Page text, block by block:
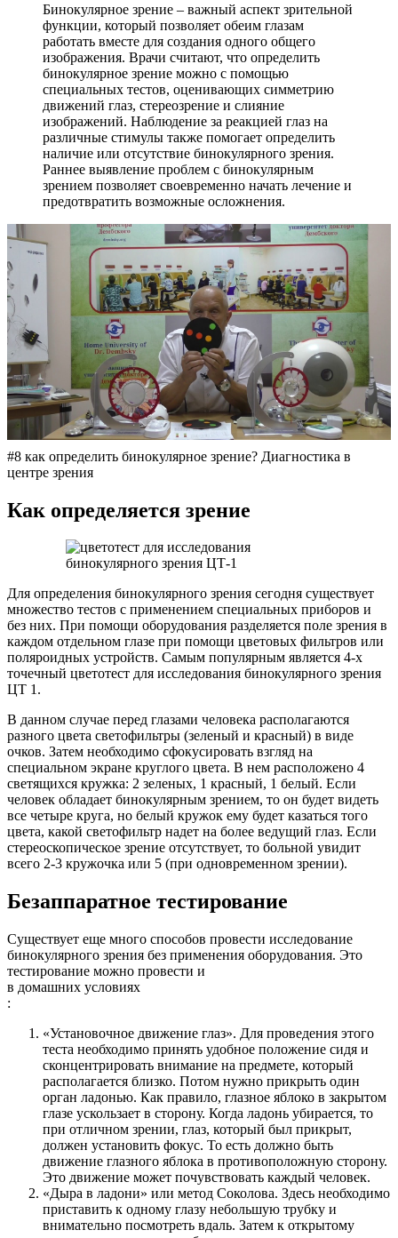
Бинокулярное зрение – важный аспект зрительной
функции, который позволяет обеим глазам
работать вместе для создания одного общего
изображения. Врачи считают, что определить
бинокулярное зрение можно с помощью
специальных тестов, оценивающих симметрию
движений глаз, стереозрение и слияние
изображений. Наблюдение за реакцией глаз на
различные стимулы также помогает определить
наличие или отсутствие бинокулярного зрения.
Раннее выявление проблем с бинокулярным
зрением позволяет своевременно начать лечение и
предотвратить возможные осложнения.
#8 как определить бинокулярное зрение? Диагностика в
центре зрения
Как определяется зрение
Для определения бинокулярного зрения сегодня существует
множество тестов с применением специальных приборов и
без них. При помощи оборудования разделяется поле зрения в
каждом отдельном глазе при помощи цветовых фильтров или
поляроидных устройств. Самым популярным является 4-х
точечный цветотест для исследования бинокулярного зрения
ЦТ 1.
В данном случае перед глазами человека располагаются
разного цвета светофильтры (зеленый и красный) в виде
очков. Затем необходимо сфокусировать взгляд на
специальном экране круглого цвета. В нем расположено 4
светящихся кружка: 2 зеленых, 1 красный, 1 белый. Если
человек обладает бинокулярным зрением, то он будет видеть
все четыре круга, но белый кружок ему будет казаться того
цвета, какой светофильтр надет на более ведущий глаз. Если
стереоскопическое зрение отсутствует, то больной увидит
всего 2-3 кружочка или 5 (при одновременном зрении).
Безаппаратное тестирование
Существует еще много способов провести исследование
бинокулярного зрения без применения оборудования. Это
тестирование можно провести и
в домашних условиях
:
«Установочное движение глаз». Для проведения этого
теста необходимо принять удобное положение сидя и
сконцентрировать внимание на предмете, который
располагается близко. Потом нужно прикрыть один
орган ладонью. Как правило, глазное яблоко в закрытом
глазе ускользает в сторону. Когда ладонь убирается, то
при отличном зрении, глаз, который был прикрыт,
должен установить фокус. То есть должно быть
движение глазного яблока в противоположную сторону.
Это движение может почувствовать каждый человек.
«Дыра в ладони» или метод Соколова. Здесь необходимо
приставить к одному глазу небольшую трубку и
внимательно посмотреть вдаль. Затем к открытому